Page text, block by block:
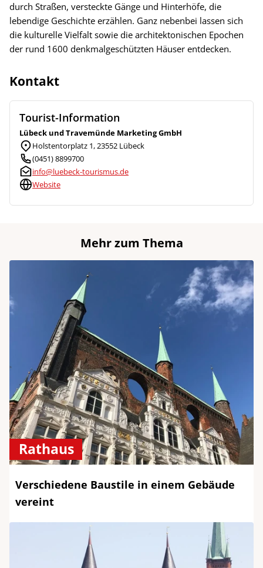
durch Straßen, versteckte Gänge und Hinterhöfe, die
lebendige Geschichte erzählen. Ganz nebenbei lassen sich
die kulturelle Vielfalt sowie die architektonischen Epochen
der rund 1600 denkmalgeschützten Häuser entdecken.
Kontakt
Tourist-Information
Lübeck und Travemünde Marketing GmbH
Holstentorplatz 1, 23552 Lübeck
(0451) 8899700
info@luebeck-tourismus.de
Website
Mehr zum Thema
Rathaus
Verschiedene Baustile in einem Gebäude
vereint